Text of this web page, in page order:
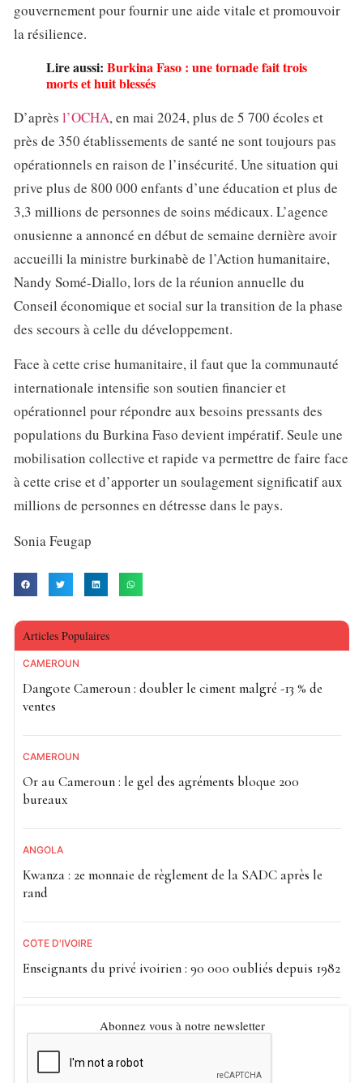
gouvernement pour fournir une aide vitale et promouvoir
la résilience.
Lire aussi: Burkina Faso : une tornade fait trois
morts et huit blessés
D’après l’OCHA, en mai 2024, plus de 5 700 écoles et
près de 350 établissements de santé ne sont toujours pas
opérationnels en raison de l’insécurité. Une situation qui
prive plus de 800 000 enfants d’une éducation et plus de
3,3 millions de personnes de soins médicaux. L’agence
onusienne a annoncé en début de semaine dernière avoir
accueilli la ministre burkinabè de l’Action humanitaire,
Nandy Somé-Diallo, lors de la réunion annuelle du
Conseil économique et social sur la transition de la phase
des secours à celle du développement.
Face à cette crise humanitaire, il faut que la communauté
internationale intensifie son soutien financier et
opérationnel pour répondre aux besoins pressants des
populations du Burkina Faso devient impératif. Seule une
mobilisation collective et rapide va permettre de faire face
à cette crise et d’apporter un soulagement significatif aux
millions de personnes en détresse dans le pays.
Sonia Feugap
Articles Populaires
CAMEROUN
Dangote Cameroun : doubler le ciment malgré -13 % de
ventes
CAMEROUN
Or au Cameroun : le gel des agréments bloque 200
bureaux
ANGOLA
Kwanza : 2e monnaie de règlement de la SADC après le
rand
CÔTE D'IVOIRE
Enseignants du privé ivoirien : 90 000 oubliés depuis 1982
Abonnez vous à notre newsletter